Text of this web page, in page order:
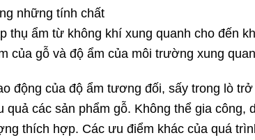
những tính chất
thụ ẩm từ không khí xung quanh cho đến
của gỗ và độ ẩm của môi trường xung
động của độ ẩm tương đối, sấy trong lò trở
các sản phẩm gỗ. Không thể gia công,
thích hợp. Các ưu điểm khác của quá